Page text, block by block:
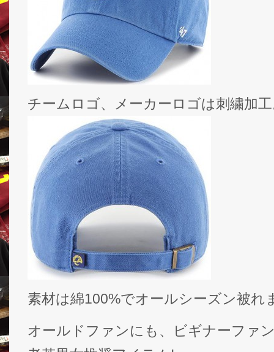
チームロゴ、メーカーロゴは刺繍加
素材は綿100%でオールシーズン被れ
オールドファンにも、ビギナーファ